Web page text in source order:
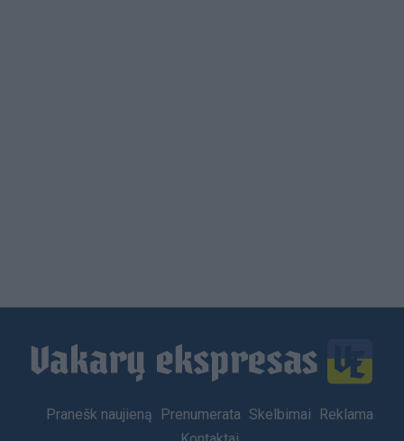
Footer
Pranešk naujieną Prenumerata Skelbimai
Reklama